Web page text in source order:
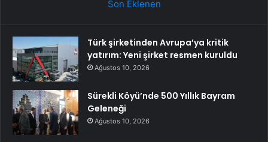
Son Eklenen
Türk şirketinden Avrupa’ya kritik
yatırım: Yeni şirket resmen kuruldu
Ağustos 10, 2026
Sürekli Köyü’nde 500 Yıllık Bayram
Geleneği
Ağustos 10, 2026